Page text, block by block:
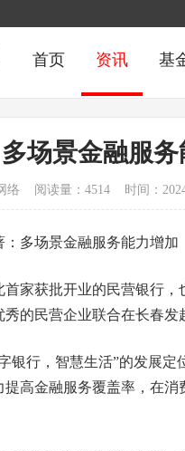
首页 资讯 基
场景金融服
阅读量：4514 时间：
：多场景金融服务能力增加
首家获批开业的民营银行
的民营企业联合在长春发
银行，智慧生活”的发展
高金融服务覆盖率，在